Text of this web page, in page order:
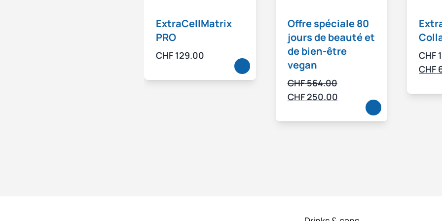
ExtraCellMatrix
PRO
CHF 129.00
Offre spéciale 80
jours de beauté et
de bien-être
vegan
CHF564.00Le
prix
était :
CHF250.00Le
actuel
CHF
CHF